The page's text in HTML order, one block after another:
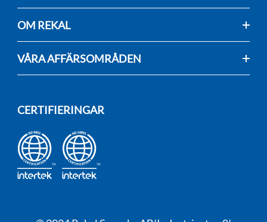
OM REKAL
VÅRA AFFÄRSOMRÅDEN
CERTIFIERINGAR